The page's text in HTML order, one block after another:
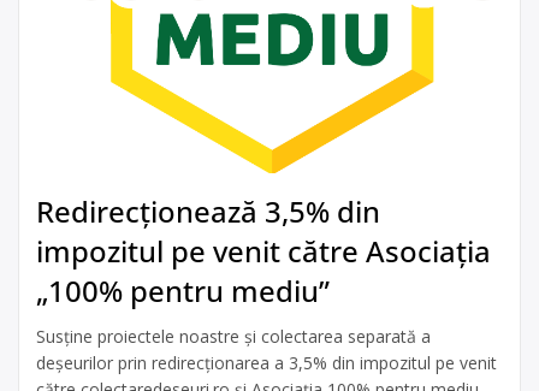
Redirecționează 3,5% din
impozitul pe venit către Asociația
„100% pentru mediu”
Susține proiectele noastre și colectarea separată a
deșeurilor prin redirecționarea a 3,5% din impozitul pe venit